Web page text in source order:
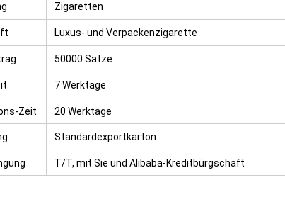
Zigaretten
Luxus- und Verpackenzigarette
50000 Sätze
7 Werktage
Zeit 20 Werktage
Standardexportkarton
T/T, mit Sie und Alibaba-Kreditbürgschaft